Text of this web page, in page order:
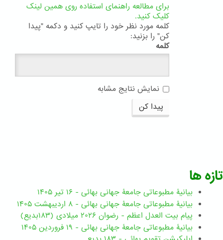
برای مطالعه راهنمای استفاده روی همین لینک
کلیک کنید.
کلمه مورد نظر خود را تایپ کنید و دکمه "پیدا
کن" را بزنید:
کلمه
نمایش نتایج مشابه
پیدا کن
تازه ها
بیانیۀ مطبوعاتی جامعۀ جهانی بهائی - ۱۶ تیر ۱۴۰۵
بیانیۀ مطبوعاتی جامعۀ جهانی بهائی - ۸ اردیبهشت ۱۴۰۵
پیام بیت العدل اعظم - رضوان ۲۰۲۶ میلادی (۱۸۳بدیع)
بیانیۀ مطبوعاتی جامعۀ جهانی بهائی - ۱۹ فروردین ۱۴۰۵